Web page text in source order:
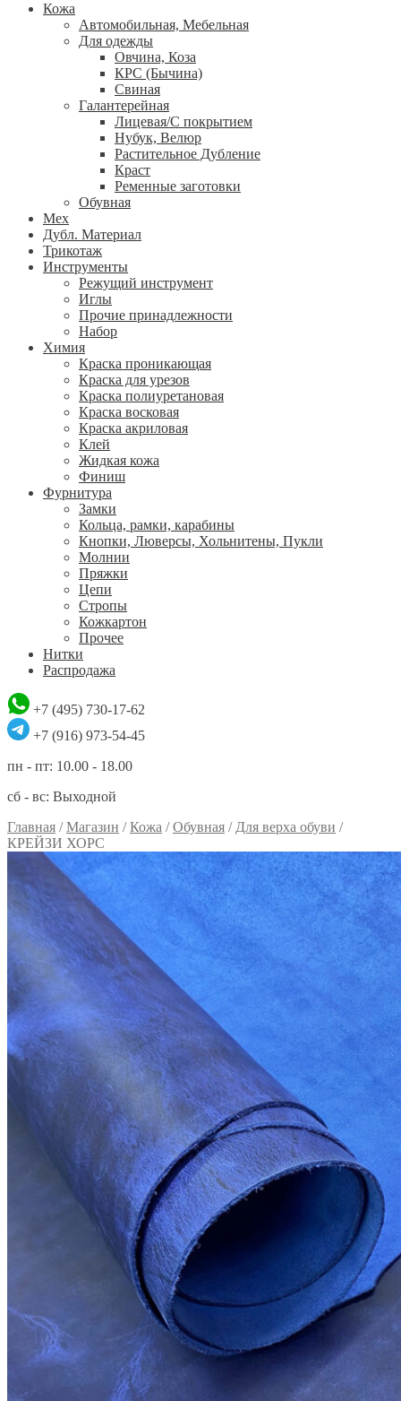
Кожа
Автомобильная, Мебельная
Для одежды
Овчина, Коза
КРС (Бычина)
Свиная
Галантерейная
Лицевая/С покрытием
Нубук, Велюр
Растительное Дубление
Краст
Ременные заготовки
Обувная
Мех
Дубл. Материал
Трикотаж
Инструменты
Режущий инструмент
Иглы
Прочие принадлежности
Набор
Химия
Краска проникающая
Краска для урезов
Краска полиуретановая
Краска восковая
Краска акриловая
Клей
Жидкая кожа
Финиш
Фурнитура
Замки
Кольца, рамки, карабины
Кнопки, Люверсы, Хольнитены, Пукли
Молнии
Пряжки
Цепи
Стропы
Кожкартон
Прочее
Нитки
Распродажа
+7 (495) 730-17-62
+7 (916) 973-54-45
пн - пт: 10.00 - 18.00
сб - вс: Выходной
Главная /Магазин /Кожа /Обувная / Для верха обуви /
КРЕЙЗИ ХОРС